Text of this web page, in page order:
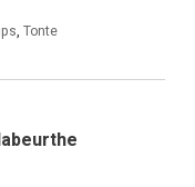
, Tonte